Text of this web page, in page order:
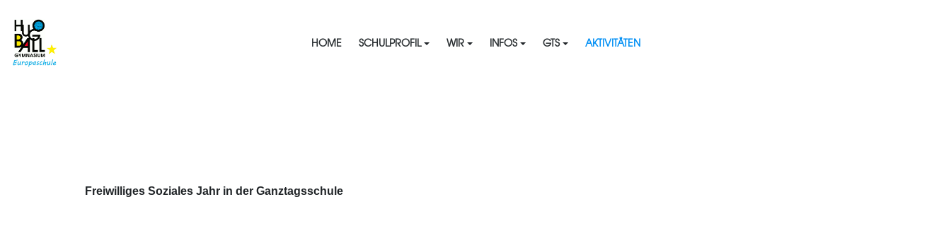
HOME SCHULPROFIL WIR INFOS GTS AKTIVITÄTEN
Freiwilliges Soziales Jahr in der Ganztagsschule